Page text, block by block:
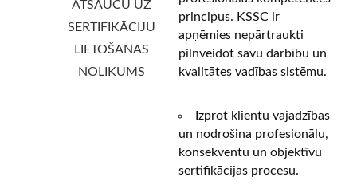
ATSAUČU UZ
SERTIFIKĀCIJU
LIETOŠANAS
NOLIKUMS
principus. KSSC ir
apņēmies nepārtraukti
pilnveidot savu darbību un
kvalitātes vadības sistēmu.
Izprot klientu vajadzības
un nodrošina profesionālu,
konsekventu un objektīvu
sertifikācijas procesu.